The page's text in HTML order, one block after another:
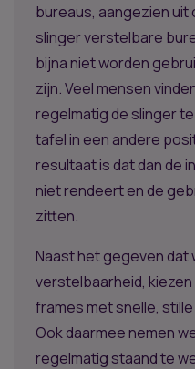
bureaus, aangezien
slinger verstelbare
bijna niet worden
zijn. Veel mensen
regelmatig de slinger
tafel in een andere
resultaat is dat dan de
niet rendeert en de
zitten.
Naast het gegeven dat
verstelbaarheid,
frames met snelle,
Ook daarmee nemen
regelmatig staand te